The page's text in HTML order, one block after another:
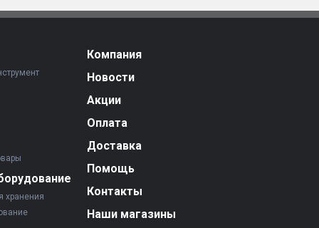
хранения
Компания
Новости
Акции
Оплата
Доставка
Помощь
Контакты
Наши магазины